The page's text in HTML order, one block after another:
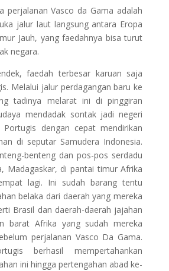
perjalanan Vasco da Gama adalah
jalur laut langsung antara Eropa
Jauh, yang faedahnya bisa turut
negara.
faedah terbesar karuan saja
Melalui jalur perdagangan baru ke
tadinya melarat ini di pinggiran
mendadak sontak jadi negeri
dengan cepat mendirikan
di seputar Samudera Indonesia.
benteng dan pos-pos serdadu
Madagaskar, di pantai timur Afrika
lagi. Ini sudah barang tentu
belaka dari daerah yang mereka
Brasil dan daerah-daerah jajahan
barat Afrika yang sudah mereka
perjalanan Vasco Da Gama.
berhasil mempertahankan
ini hingga pertengahan abad ke-